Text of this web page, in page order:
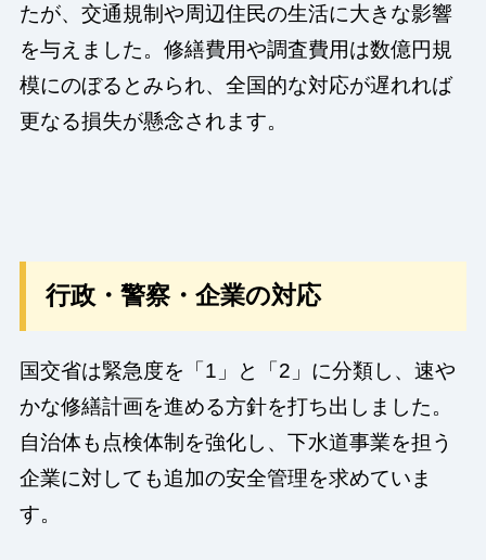
たが、交通規制や周辺住民の生活に大きな影響
を与えました。修繕費用や調査費用は数億円規
模にのぼるとみられ、全国的な対応が遅れれば
更なる損失が懸念されます。
行政・警察・企業の対応
国交省は緊急度を「1」と「2」に分類し、速や
かな修繕計画を進める方針を打ち出しました。
自治体も点検体制を強化し、下水道事業を担う
企業に対しても追加の安全管理を求めていま
す。